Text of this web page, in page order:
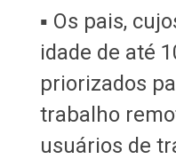
▪ Os pais,
idade de até
priorizados
trabalho
usuários de